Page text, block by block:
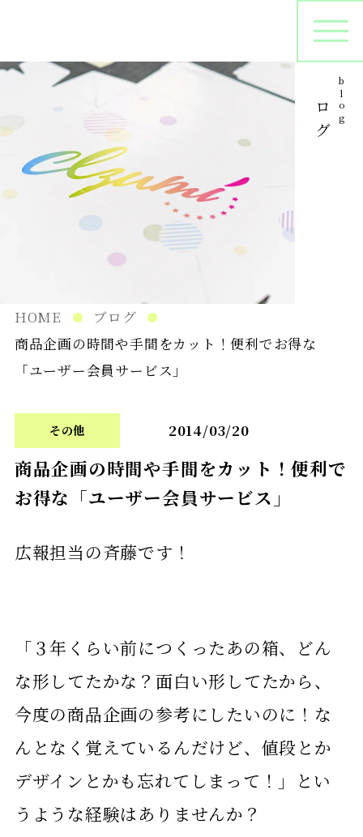
プリントサンプル
在庫管理
ブログblog
HOME
ブログ
商品企画の時間や手間をカット！便利でお得な
「ユーザー会員サービス」
その他 2014/03/20
商品企画の時間や手間をカット！便利で
お得な「ユーザー会員サービス」
広報担当の斉藤です！
「３年くらい前につくったあの箱、どん
な形してたかな？面白い形してたから、
今度の商品企画の参考にしたいのに！な
んとなく覚えているんだけど、値段とか
デザインとかも忘れてしまって！」とい
うような経験はありませんか？